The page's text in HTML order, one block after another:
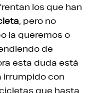
los que han
, pero no
la queremos o
de
esta duda está
irrumpido con
que hasta